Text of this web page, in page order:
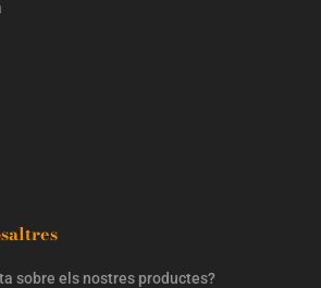
sobre els nostres productes?